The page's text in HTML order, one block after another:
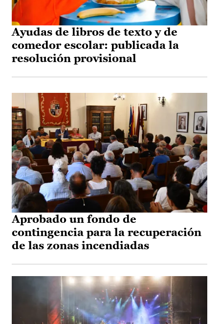
Ayudas de libros de texto y de
comedor escolar: publicada la
resolución provisional
Aprobado un fondo de
contingencia para la recuperación
de las zonas incendiadas